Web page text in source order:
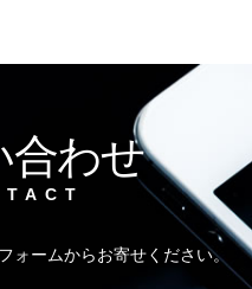
合わせ
ォームからお寄せください。